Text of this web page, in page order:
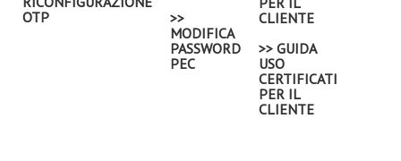
OTP
>>
MODIFICA
PASSWORD
PEC
CLIENTE
>> GUIDA
USO
CERTIFICATI
PER IL
CLIENTE